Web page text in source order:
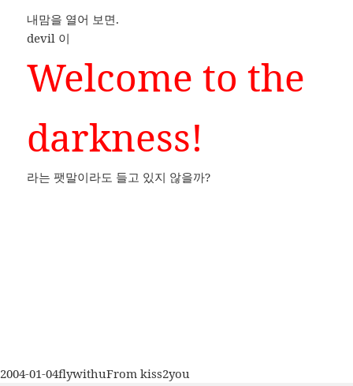
내맘을 열어 보면.
devil 이
Welcome to the
darkness!
라는 팻말이라도 들고 있지 않을까?
작
2004-01-04글
flywithu카
From kiss2you